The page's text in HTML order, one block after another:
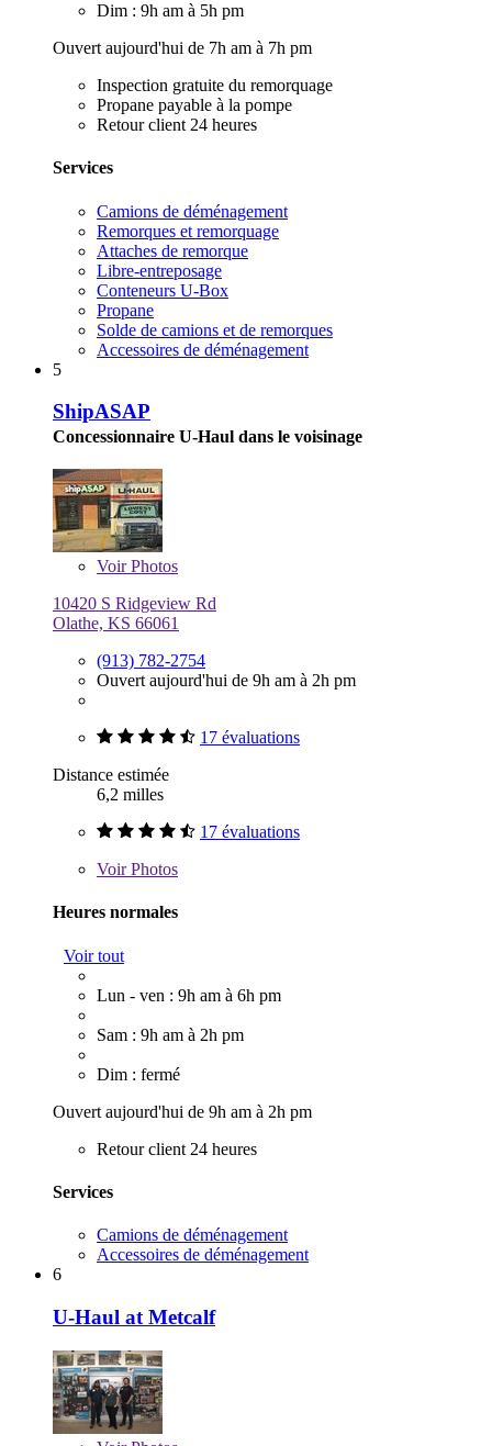
Dim : 9h am à 5h pm
Ouvert aujourd'hui de 7h am à 7h pm
Inspection gratuite du remorquage
Propane payable à la pompe
Retour client 24 heures
Services
Camions de déménagement
Remorques et remorquage
Attaches de remorque
Libre-entreposage
Conteneurs U-Box
Propane
Solde de camions et de remorques
Accessoires de déménagement
5
ShipASAP
Concessionnaire U-Haul dans le voisinage
VoirPhotos
10420 S Ridgeview Rd
Olathe, KS 66061
(913) 782-2754
Ouvert aujourd'hui de 9h am à 2h pm
17 évaluations
Distance estimée
6,2 milles
17 évaluations
VoirPhotos
Heures normales
Voir tout
Lun - ven : 9h am à 6h pm
Sam : 9h am à 2h pm
Dim : fermé
Ouvert aujourd'hui de 9h am à 2h pm
Retour client 24 heures
Services
Camions de déménagement
Accessoires de déménagement
6
U-Haul at Metcalf